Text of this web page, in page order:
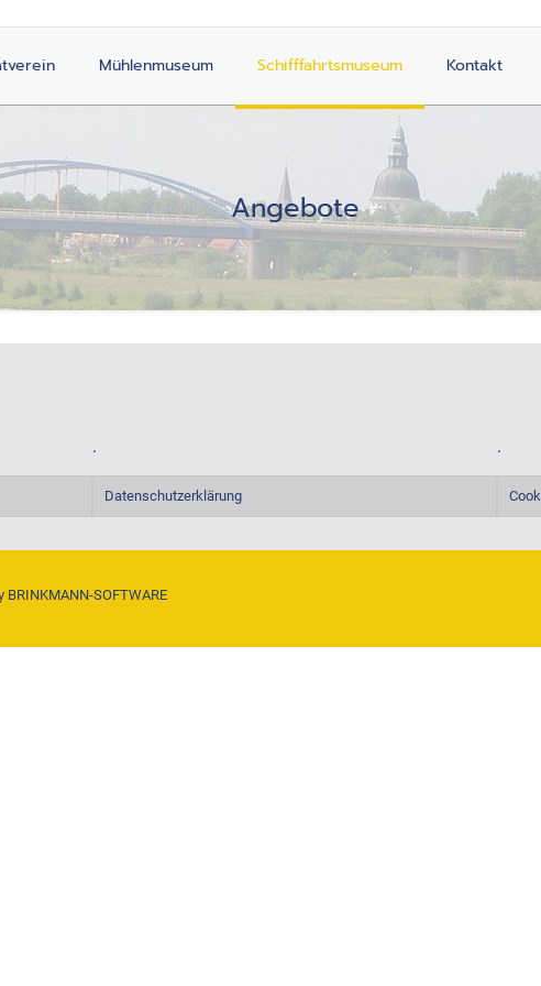
Mühlenmuseum Schifffahrtsmuseum Kontakt
Angebote
.
Datenschutzerklärung
.
BRINKMANN-SOFTWARE